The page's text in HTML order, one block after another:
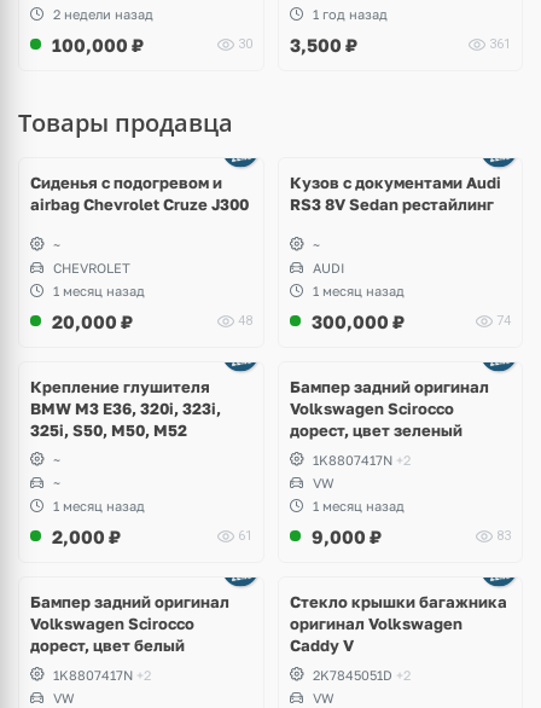
2 недели назад
100,000 ₽ 30
1 год назад
3,500 ₽ 361
Товары продавца
Сиденья с подогревом и
airbag Chevrolet Cruze J300
~
CHEVROLET
1 месяц назад
20,000 ₽ 48
Кузов с документами Audi
RS3 8V Sedan рестайлинг
~
AUDI
1 месяц назад
300,000 ₽ 74
Крепление глушителя
BMW M3 E36, 320i, 323i,
325i, S50, M50, M52
~
~
1 месяц назад
2,000 ₽ 61
Бампер задний оригинал
Volkswagen Scirocco
дорест, цвет зеленый
1K8807417N +2
VW
1 месяц назад
9,000 ₽ 83
Бампер задний оригинал
Volkswagen Scirocco
дорест, цвет белый
1K8807417N +2
VW
Стекло крышки багажника
оригинал Volkswagen
Caddy V
2K7845051D +2
VW